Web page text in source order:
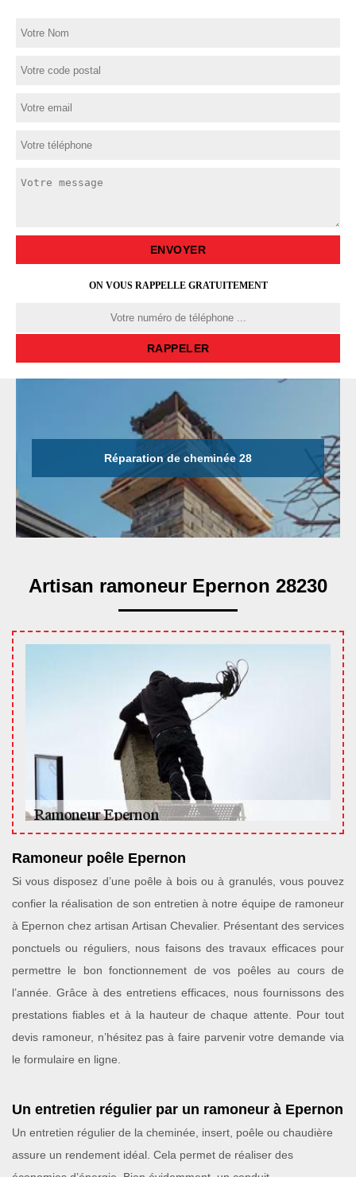
ON VOUS RAPPELLE GRATUITEMENT
Réparation de cheminée 28
Artisan ramoneur Epernon 28230
Ramoneur poêle Epernon
Si vous disposez d’une poêle à bois ou à granulés, vous pouvez
confier la réalisation de son entretien à notre équipe de ramoneur
à Epernon chez artisan Artisan Chevalier. Présentant des services
ponctuels ou réguliers, nous faisons des travaux efficaces pour
permettre le bon fonctionnement de vos poêles au cours de
l’année. Grâce à des entretiens efficaces, nous fournissons des
prestations fiables et à la hauteur de chaque attente. Pour tout
devis ramoneur, n’hésitez pas à faire parvenir votre demande via
le formulaire en ligne.
Un entretien régulier par un ramoneur à Epernon
Un entretien régulier de la cheminée, insert, poêle ou chaudière
assure un rendement idéal. Cela permet de réaliser des